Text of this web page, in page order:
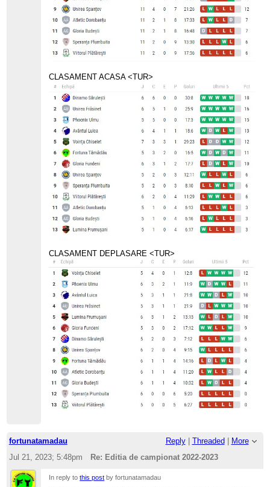
CLASAMENT ACASA <TUR>
CLASAMENT DEPLASARE <TUR>
fortunatamadau Reply| Threaded
More
Jul 21, 2023; 5:48pm
Re: Editia de campionat 2022-2023
In reply tothis post by fortunatamadau